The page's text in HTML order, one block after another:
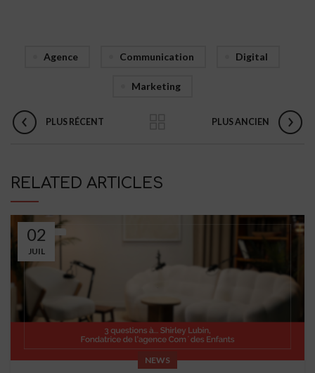
Agence Communication Digital
Marketing
PLUS RÉCENT PLUS ANCIEN
RELATED ARTICLES
02
JUIL
NEWS